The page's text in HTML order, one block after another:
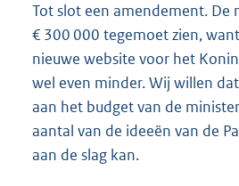
Tot slot een amendement. De
€ 300 000 tegemoet zien,
nieuwe website voor het
wel even minder. Wij willen
aan het budget van de
aantal van de ideeën van de
aan de slag kan.